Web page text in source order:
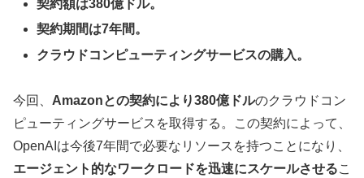
契約額は380億ドル。
契約期間は7年間。
クラウドコンピューティングサービスの購入。
今回、 Amazonとの契約により380億ドルのクラウドコン
ピューティングサービスを取得する。この契約によって、
OpenAIは今後7年間で必要なリソースを持つことになり、
エージェント的なワークロードを迅速にスケールさせるこ